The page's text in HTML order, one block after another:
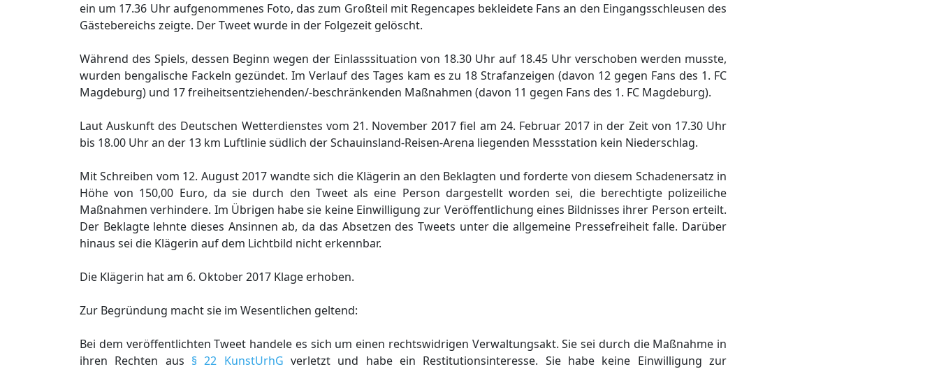
ein um 17.36 Uhr aufgenommenes Foto, das zum Großteil mit Regencapes bekleidete Fans an den Eingangsschleusen des
Gästebereichs zeigte. Der Tweet wurde in der Folgezeit gelöscht.
Während des Spiels, dessen Beginn wegen der Einlasssituation von 18.30 Uhr auf 18.45 Uhr verschoben werden musste,
wurden bengalische Fackeln gezündet. Im Verlauf des Tages kam es zu 18 Strafanzeigen (davon 12 gegen Fans des 1. FC
Magdeburg) und 17 freiheitsentziehenden/-beschränkenden Maßnahmen (davon 11 gegen Fans des 1. FC Magdeburg).
Laut Auskunft des Deutschen Wetterdienstes vom 21. November 2017 fiel am 24. Februar 2017 in der Zeit von 17.30 Uhr
bis 18.00 Uhr an der 13 km Luftlinie südlich der Schauinsland-Reisen-Arena liegenden Messstation kein Niederschlag.
Mit Schreiben vom 12. August 2017 wandte sich die Klägerin an den Beklagten und forderte von diesem Schadenersatz in
Höhe von 150,00 Euro, da sie durch den Tweet als eine Person dargestellt worden sei, die berechtigte polizeiliche
Maßnahmen verhindere. Im Übrigen habe sie keine Einwilligung zur Veröffentlichung eines Bildnisses ihrer Person erteilt.
Der Beklagte lehnte dieses Ansinnen ab, da das Absetzen des Tweets unter die allgemeine Pressefreiheit falle. Darüber
hinaus sei die Klägerin auf dem Lichtbild nicht erkennbar.
Die Klägerin hat am 6. Oktober 2017 Klage erhoben.
Zur Begründung macht sie im Wesentlichen geltend:
Bei dem veröffentlichten Tweet handele es sich um einen rechtswidrigen Verwaltungsakt. Sie sei durch die Maßnahme in
ihren Rechten aus § 22 KunstUrhG verletzt und habe ein Restitutionsinteresse. Sie habe keine Einwilligung zur